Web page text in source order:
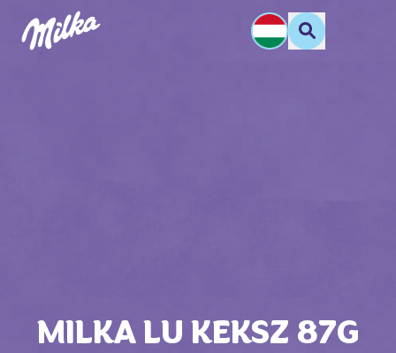
MILKA LU KEKSZ 87G